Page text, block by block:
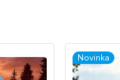
Novinka